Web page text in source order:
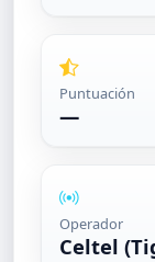
Puntuación
—
Operador
Celtel